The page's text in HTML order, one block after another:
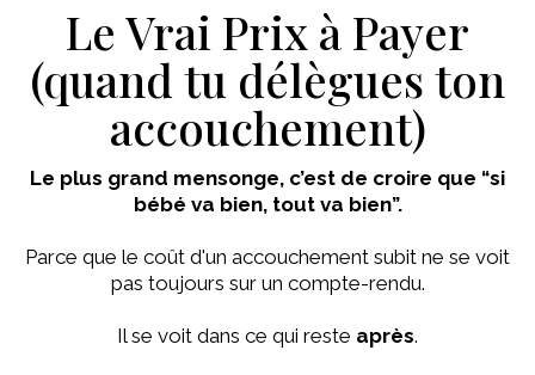
Le Vrai Prix à Payer
(quand tu délègues ton
accouchement)
Le plus grand mensonge, c’est de croire que “si
bébé va bien, tout va bien”.
Parce que le coût d'un accouchement subit ne se voit
pas toujours sur un compte-rendu.
Il se voit dans ce qui reste après.